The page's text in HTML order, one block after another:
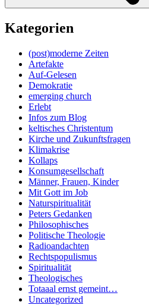
Kategorien
(post)moderne Zeiten
Artefakte
Auf-Gelesen
Demokratie
emerging church
Erlebt
Infos zum Blog
keltisches Christentum
Kirche und Zukunftsfragen
Klimakrise
Kollaps
Konsumgesellschaft
Männer, Frauen, Kinder
Mit Gott im Job
Naturspiritualität
Peters Gedanken
Philosophisches
Politische Theologie
Radioandachten
Rechtspopulismus
Spiritualität
Theologisches
Totaaal ernst gemeint…
Uncategorized